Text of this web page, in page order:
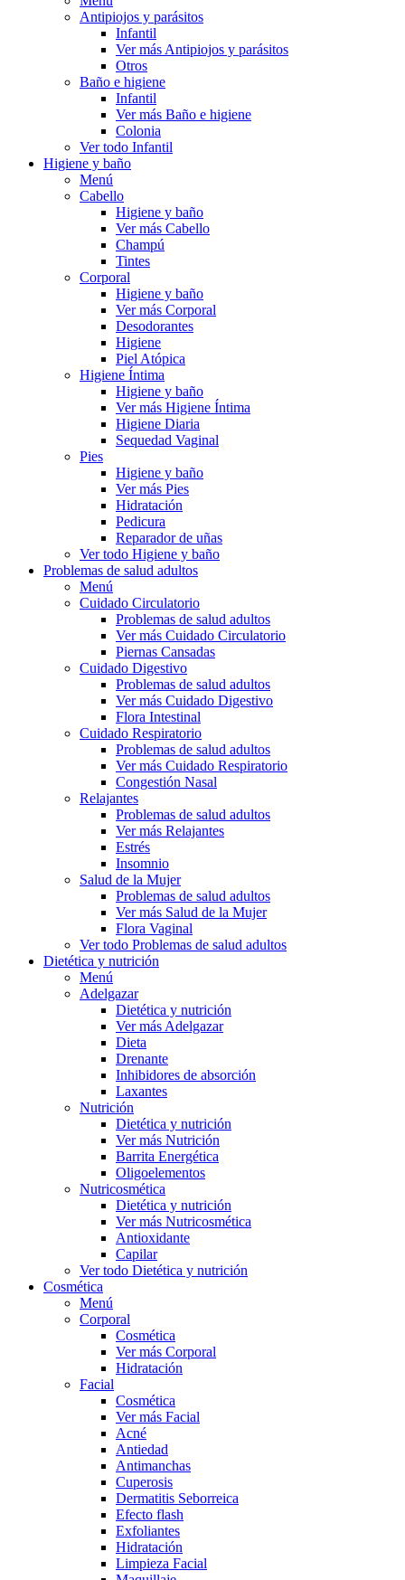
Antipiojos y parásitos
Infantil
Ver más Antipiojos y parásitos
Otros
Baño e higiene
Infantil
Ver más Baño e higiene
Colonia
Ver todo Infantil
Higiene y baño
Menú
Cabello
Higiene y baño
Ver más Cabello
Champú
Tintes
Corporal
Higiene y baño
Ver más Corporal
Desodorantes
Higiene
Piel Atópica
Higiene Íntima
Higiene y baño
Ver más Higiene Íntima
Higiene Diaria
Sequedad Vaginal
Pies
Higiene y baño
Ver más Pies
Hidratación
Pedicura
Reparador de uñas
Ver todo Higiene y baño
Problemas de salud adultos
Menú
Cuidado Circulatorio
Problemas de salud adultos
Ver más Cuidado Circulatorio
Piernas Cansadas
Cuidado Digestivo
Problemas de salud adultos
Ver más Cuidado Digestivo
Flora Intestinal
Cuidado Respiratorio
Problemas de salud adultos
Ver más Cuidado Respiratorio
Congestión Nasal
Relajantes
Problemas de salud adultos
Ver más Relajantes
Estrés
Insomnio
Salud de la Mujer
Problemas de salud adultos
Ver más Salud de la Mujer
Flora Vaginal
Ver todo Problemas de salud adultos
Dietética y nutrición
Menú
Adelgazar
Dietética y nutrición
Ver más Adelgazar
Dieta
Drenante
Inhibidores de absorción
Laxantes
Nutrición
Dietética y nutrición
Ver más Nutrición
Barrita Energética
Oligoelementos
Nutricosmética
Dietética y nutrición
Ver más Nutricosmética
Antioxidante
Capilar
Ver todo Dietética y nutrición
Cosmética
Menú
Corporal
Cosmética
Ver más Corporal
Hidratación
Facial
Cosmética
Ver más Facial
Acné
Antiedad
Antimanchas
Cuperosis
Dermatitis Seborreica
Efecto flash
Exfoliantes
Hidratación
Limpieza Facial